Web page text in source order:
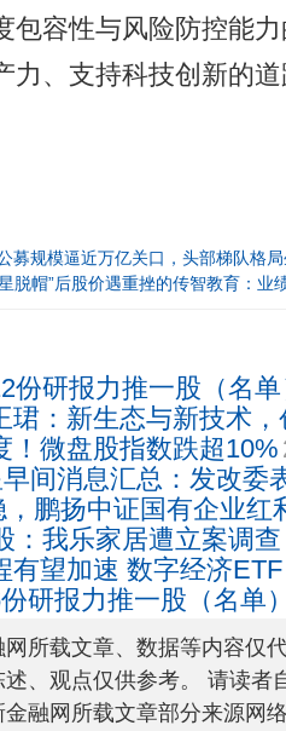
包容性与风险防控能
力、支持科技创新的
募规模逼近万亿关口，头部梯队格
脱帽”后股价遇重挫的传智教育：业
份研报力推一股（名
珺：新生态与新技术
体验2023-09-11
！微盘股指数跌超10%
间消息汇总：发改委
鹏扬中证国有企业红
11-06
：我乐家居遭立案调查
有望加速 数字经济
05研报力推一股（名单
网所载文章、数据等内容仅
、观点仅供参考。 请读者
融网所载文章部分来源网